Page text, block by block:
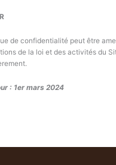
de confidentialité peut être
de la loi et des activités du
: 1er mars 2024